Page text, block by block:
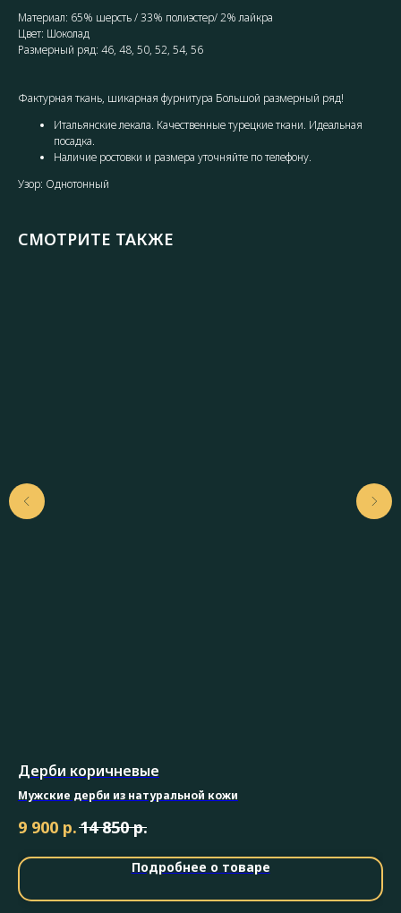
Материал: 65% шерсть / 33% полиэстер/ 2% лайкра
Цвет: Шоколад
Размерный ряд: 46, 48, 50, 52, 54, 56
Фактурная ткань, шикарная фурнитура Большой размерный ряд!
Итальянские лекала. Качественные турецкие ткани. Идеальная
посадка.
Наличие ростовки и размера уточняйте по телефону.
Узор: Однотонный
СМОТРИТЕ ТАКЖЕ
Дерби коричневые
Мужские дерби из натуральной кожи
9 900 р.14 850 р.
Подробнее о товаре